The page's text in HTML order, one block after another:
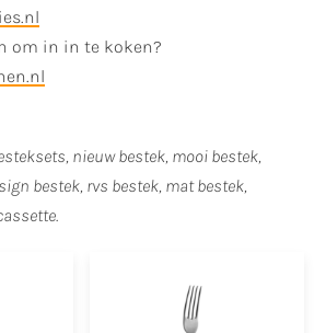
om in in te koken?
nieuw bestek, mooi bestek,
bestek, rvs bestek, mat bestek,